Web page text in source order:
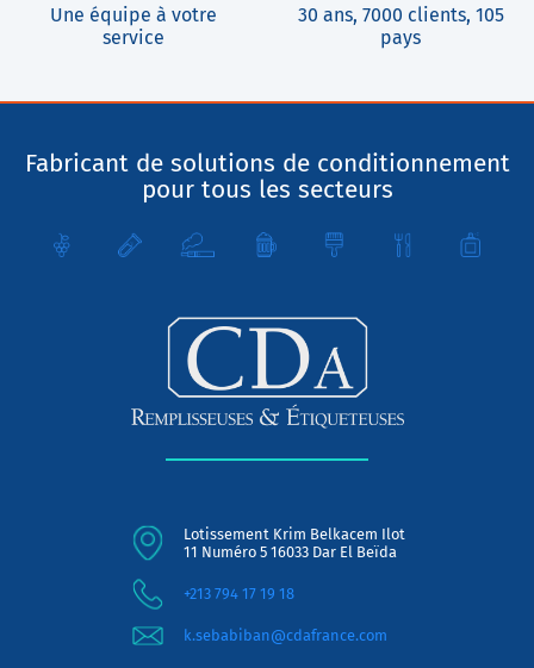
Une équipe à votre
service
30 ans, 7000 clients, 105
pays
Fabricant de solutions de conditionnement
pour tous les secteurs
Lotissement Krim Belkacem Ilot
11 Numéro 5 16033 Dar El Beïda
+213 794 17 19 18
k.sebabiban@cdafrance.com